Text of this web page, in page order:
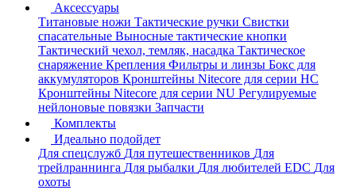
Аксессуары
Титановые ножи Тактические ручки Свистки
спасательные Выносные тактические кнопки
Тактический чехол, темляк, насадка Тактическое
снаряжение Крепления Фильтры и линзы Бокс для
аккумуляторов Кронштейны Nitecore для серии HС
Кронштейны Nitecore для серии NU Регулируемые
нейлоновые повязки Запчасти
Комплекты
Идеально подойдет
Для спецслужб Для путешественников Для
трейлраннинга Для рыбалки Для любителей EDC Для
охоты